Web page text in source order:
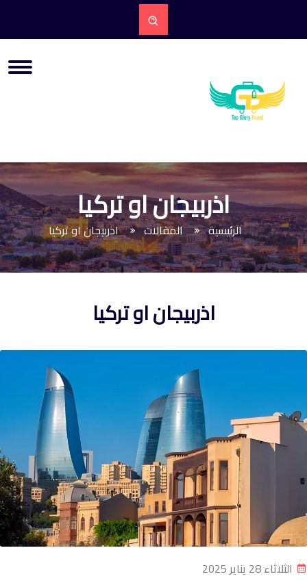
اذربيجان او تركيا
الرئيسية المقالات اذربيجان او تركيا
اذربيجان او تركيا
الثلاثاء 28 يناير 2025